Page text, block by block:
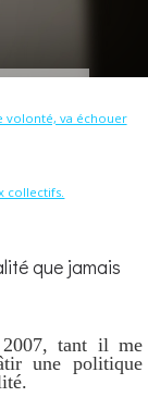
volonté, va échouer
collectifs.
que jamais
tant il me
une politique